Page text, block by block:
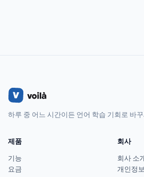
하루 중 어느 시간이든 언어 학습 기회로 바
제품
기능
요금
회사
회사 소
개인정